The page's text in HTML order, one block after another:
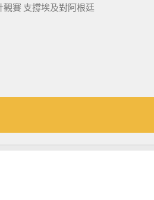
賽 支撐埃及對阿根廷